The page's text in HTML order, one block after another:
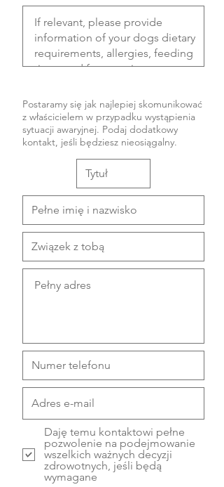
Postaramy się jak najlepiej skomunikować
z właścicielem w przypadku wystąpienia
sytuacji awaryjnej. Podaj dodatkowy
kontakt, jeśli będziesz nieosiągalny.
Daję temu kontaktowi pełne
pozwolenie na podejmowanie
wszelkich ważnych decyzji
zdrowotnych, jeśli będą
wymagane